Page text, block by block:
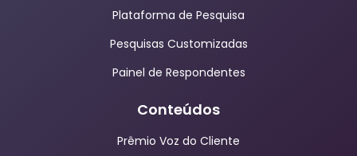
Plataforma de Pesquisa
Pesquisas Customizadas
Painel de Respondentes
Conteúdos
Prêmio Voz do Cliente